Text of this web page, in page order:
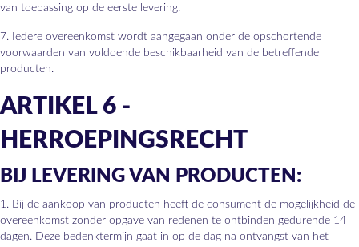
van toepassing op de eerste levering.
7. Iedere overeenkomst wordt aangegaan onder de opschortende
voorwaarden van voldoende beschikbaarheid van de betreffende
producten.
ARTIKEL 6 -
HERROEPINGSRECHT
BIJ LEVERING VAN PRODUCTEN:
1. Bij de aankoop van producten heeft de consument de mogelijkheid de
overeenkomst zonder opgave van redenen te ontbinden gedurende 14
dagen. Deze bedenktermijn gaat in op de dag na ontvangst van het